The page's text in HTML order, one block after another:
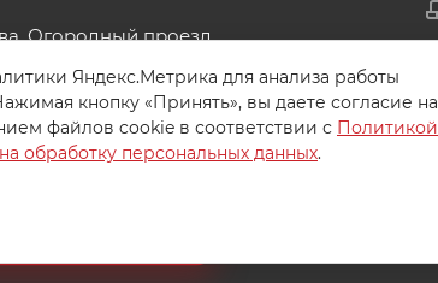
Огородный проезд,
Яндекс.Метрика для анализа работы
кнопку «Принять», вы даете согласие на
файлов cookie в соответствии с Политикой
обработку персональных данных.